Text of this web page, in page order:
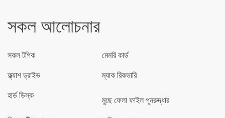
সকল আলোচনার
সকল টপিক
মেমরি কার্ড
ফ্ল্যাশ ড্রাইভ
ম্যাক রিকভারি
হার্ড ডিস্ক
মুছে ফেলা ফাইল পুনরুদ্ধার